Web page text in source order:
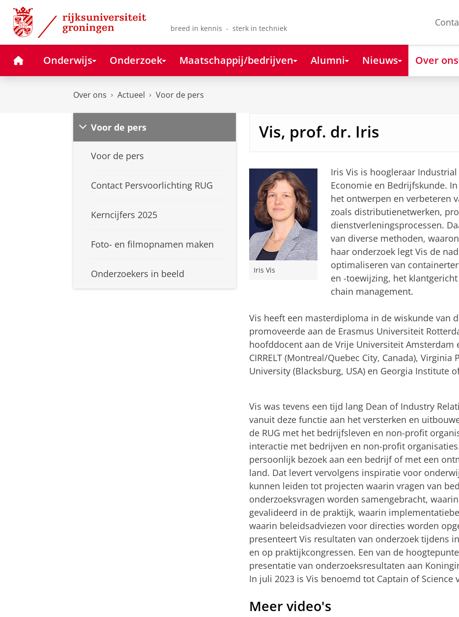
Skip
Content
Skip
Navigation
breed in kennis - sterk in techniek
HomeOnderwijs Onderzoek Maatschappij/bedrijven Alumni Nieuws Over ons
Over ons Actueel Voor de pers
Voor de pers
Voor de pers
Contact Persvoorlichting RUG
Kerncijfers 2025
Foto- en filmopnamen maken
Onderzoekers in beeld
Vis, prof. dr. Iris
Iris Vis
Iris Vis is hoogleraar
Economie en Bedrijfskunde.
het ontwerpen en verbeteren
zoals distributienetwerken,
dienstverleningsprocessen.
van diverse methoden,
haar onderzoek legt Vis de
optimaliseren van
en -toewijzing, het
chain management.
Vis heeft een masterdiploma in de wiskunde van
promoveerde aan de Erasmus Universiteit
hoofddocent aan de Vrije Universiteit Amsterdam
CIRRELT (Montreal/Quebec City, Canada),
University (Blacksburg, USA) en Georgia Institute
Vis was tevens een tijd lang Dean of Industry
vanuit deze functie aan het versterken en
de RUG met het bedrijfsleven en non-profit
interactie met bedrijven en non-profit
persoonlijk bezoek aan een bedrijf of met een
land. Dat levert vervolgens inspiratie voor
kunnen leiden tot projecten waarin vragen van
onderzoeksvragen worden samengebracht,
gevalideerd in de praktijk, waarin
waarin beleidsadviezen voor directies worden
presenteert Vis resultaten van onderzoek tijdens
en op praktijkcongressen. Een van de
presentatie van onderzoeksresultaten aan
In juli 2023 is Vis benoemd tot Captain of Science
Meer video's